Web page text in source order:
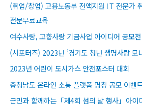
(취업/창업) 고용노동부 전액지원 IT 전문가
전문무료교육​
여수사랑, 고향사랑 기금사업 아이디어 공모전
(서포터즈) 2023년 ‘경기도 청년 생명사랑 모
2023년 어린이 도시가스 안전포스터 대회
충청남도 온라인 소통 플랫폼 명칭 공모 이벤
군민과 함께하는「제4회 섬의 날 행사」아이